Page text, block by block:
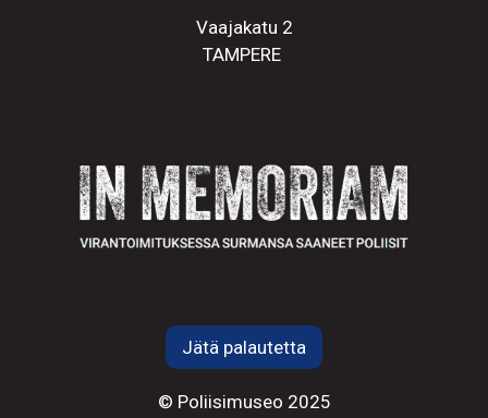
Vaajakatu 2
TAMPERE
Jätä palautetta
© Poliisimuseo 2025